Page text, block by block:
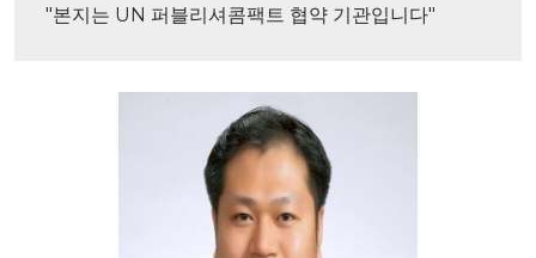
"본지는 UN 퍼블리셔콤팩트 협약 기관입니다"